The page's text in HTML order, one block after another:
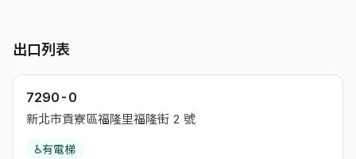
出口列表
7290-0
新北市貢寮區福隆里福隆街 2 號
♿有電梯